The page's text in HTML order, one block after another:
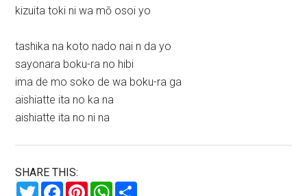
kizuita toki ni wa mō osoi yo
tashika na koto nado nai n da yo
sayonara boku-ra no hibi
ima de mo soko de wa boku-ra ga
aishiatte ita no ka na
aishiatte ita no ni na
SHARE THIS:
TwitterFacebookPinterestWhatsApp